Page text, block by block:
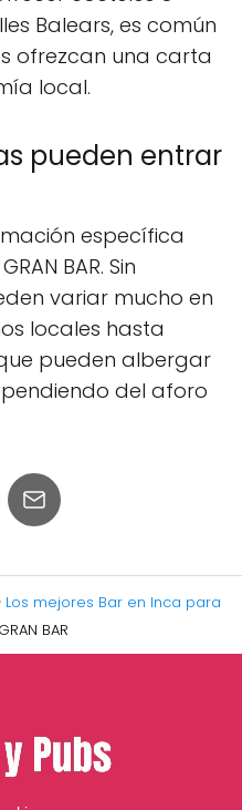
Balears, es común
ofrezcan una carta
local.
pueden entrar
específica
BAR. Sin
variar mucho en
locales hasta
pueden albergar
del aforo
Los mejores Bar en Inca para
GRAN BAR